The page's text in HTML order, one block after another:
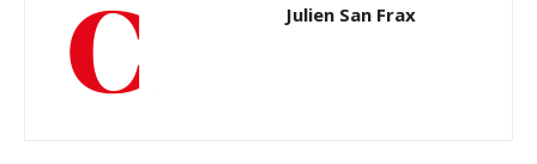
Julien San Frax